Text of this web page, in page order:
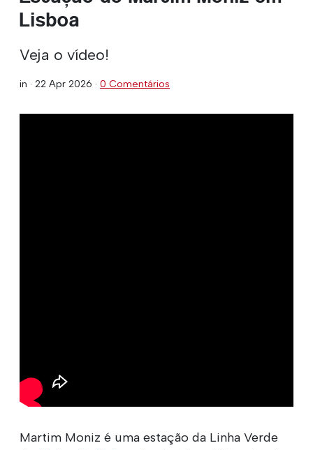
Lisboa
Veja o vídeo!
in · 22 Apr 2026 · 0 Comentários
Martim Moniz é uma estação da Linha Verde